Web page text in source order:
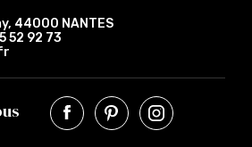
44000 NANTES
52 92 73